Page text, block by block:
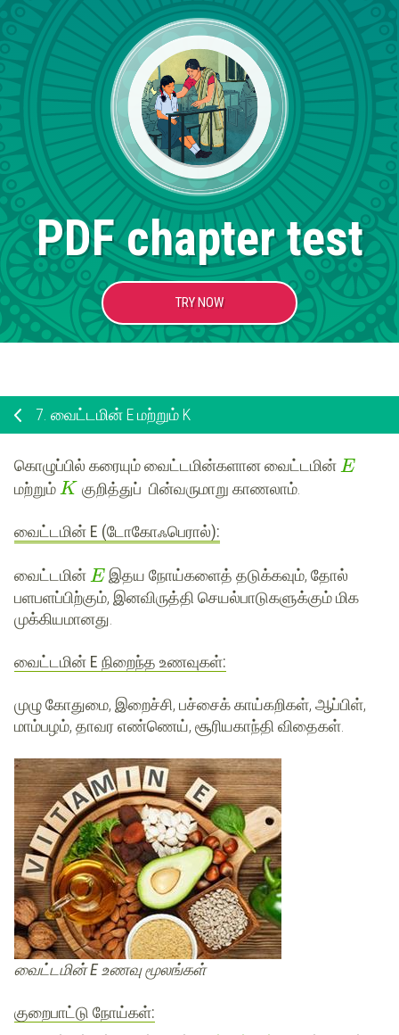
PDF chapter test
TRY NOW
7. வைட்டமின் E மற்றும் K
கொழுப்பில் கரையும் வைட்டமின்களானவைட்டமின்E
மற்றும்K குறித்துப் பின்வருமாறு காணலாம்.
வைட்டமின் E (டோகோஃபெரால்):
வைட்டமின்E இதய நோய்களைத்தடுக்கவும்,தோல்
பளபளப்பிற்கும், இனவிருத்தி செயல்பாடுகளுக்கும்மிக
முக்கியமானது.
வைட்டமின் E நிறைந்த உணவுகள்:
முழு கோதுமை, இறைச்சி, பச்சைக் காய்கறிகள், ஆப்பிள்,
மாம்பழம், தாவர எண்ணெய், சூரியகாந்தி விதைகள்.
வைட்டமின் E உணவு மூலங்கள்
குறைபாட்டு நோய்கள்: